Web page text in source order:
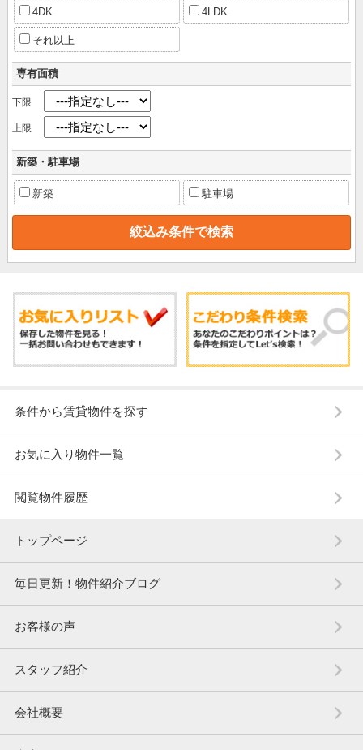
4DK 4LDK
それ以上
専有面積
下限
上限
新築・駐車場
新築 駐車場
条件から賃貸物件を探す
お気に入り物件一覧
閲覧物件履歴
トップページ
毎日更新！物件紹介ブログ
お客様の声
スタッフ紹介
会社概要